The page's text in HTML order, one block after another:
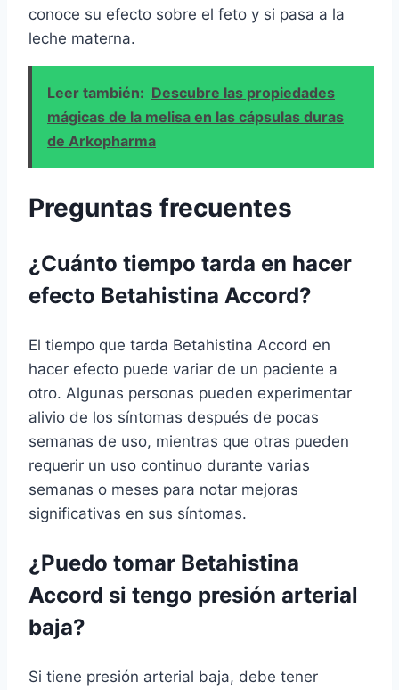
conoce su efecto sobre el feto y si pasa a la
leche materna.
Leer también: Descubre las propiedades
mágicas de la melisa en las cápsulas duras
de Arkopharma
Preguntas frecuentes
¿Cuánto tiempo tarda en hacer
efecto Betahistina Accord?
El tiempo que tarda Betahistina Accord en
hacer efecto puede variar de un paciente a
otro. Algunas personas pueden experimentar
alivio de los síntomas después de pocas
semanas de uso, mientras que otras pueden
requerir un uso continuo durante varias
semanas o meses para notar mejoras
significativas en sus síntomas.
¿Puedo tomar Betahistina
Accord si tengo presión arterial
baja?
Si tiene presión arterial baja, debe tener